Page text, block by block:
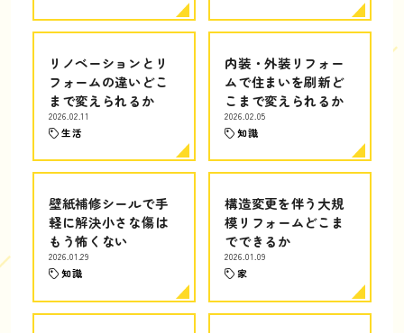
リノベーションとリ
フォームの違いどこ
まで変えられるか
2026.02.11
生活
内装・外装リフォー
ムで住まいを刷新ど
こまで変えられるか
2026.02.05
知識
壁紙補修シールで手
軽に解決小さな傷は
もう怖くない
2026.01.29
知識
構造変更を伴う大規
模リフォームどこま
でできるか
2026.01.09
家